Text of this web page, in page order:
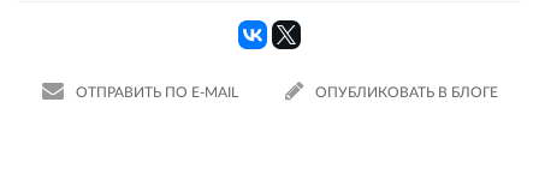
ОТПРАВИТЬ ПО E-MAIL ОПУБЛИКОВАТЬ В БЛОГЕ